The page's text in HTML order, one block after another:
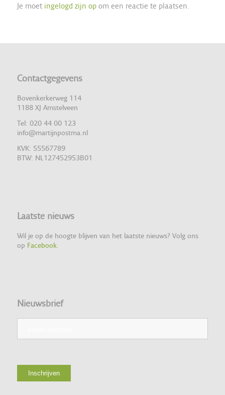
Je moet ingelogd zijn opom een reactie te plaatsen.
Contactgegevens
Bovenkerkerweg 114
1188 XJ Amstelveen
Tel: 020 44 00 123
info@martijnpostma.nl
KVK: 55567789
BTW: NL127452953B01
Laatste nieuws
Wil je op de hoogte blijven van het laatste nieuws? Volg ons
op Facebook.
Nieuwsbrief